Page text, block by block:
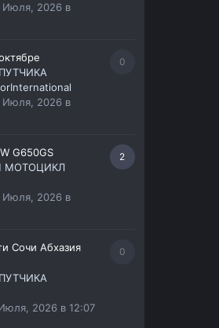
Июля, 2026 в
0
Июля, 2026 в
2
G650GS
МОТОЦИКЛ
Июля, 2026 в
0
Сочи Абхазия
2026 в 12:07